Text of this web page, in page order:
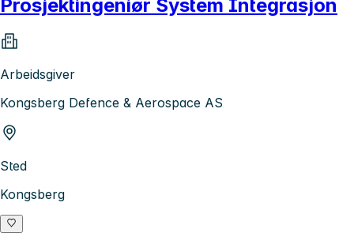
Prosjektingeniør System Integrasjon
Arbeidsgiver
Kongsberg Defence & Aerospace AS
Sted
Kongsberg